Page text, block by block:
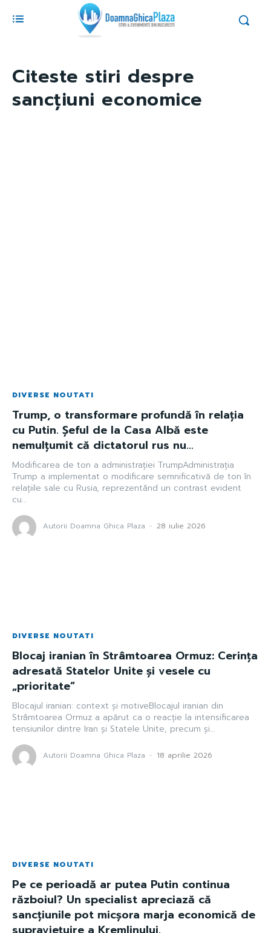
Citeste stiri despre
sancțiuni economice
DIVERSE NOUTATI
Trump, o transformare profundă în relația
cu Putin. Șeful de la Casa Albă este
nemulțumit că dictatorul rus nu…
Modificarea de ton a administrației TrumpAdministrația
Trump a implementat o modificare semnificativă de ton în
relațiile sale cu Rusia, reprezentând un contrast evident
cu...
Autorii Doamna Ghica Plaza - 28 iulie 2026
DIVERSE NOUTATI
Blocaj iranian în Strâmtoarea Ormuz: Cerința
adresată Statelor Unite și vesele cu
„prioritate”
Blocajul iranian: context și motiveBlocajul iranian din
Strâmtoarea Ormuz a apărut ca o reacție la intensificarea
tensiunilor dintre Iran și Statele Unite, precum și...
Autorii Doamna Ghica Plaza - 18 aprilie 2026
DIVERSE NOUTATI
Pe ce perioadă ar putea Putin continua
războiul? Un specialist apreciază că
sancțiunile pot micșora marja economică de